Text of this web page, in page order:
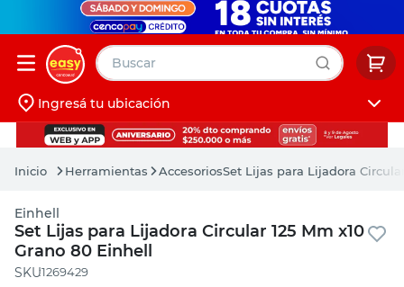
Buscar
Iniciá sesión
Ingresá tu ubicación
Herramientas AccesoriosSet Lijas para Lijadora
Einhell
Set Lijas para Lijadora Circular 125 Mm x10
Grano 80 Einhell
:1269429
muebles
pintura
escritorio
puertas
placard